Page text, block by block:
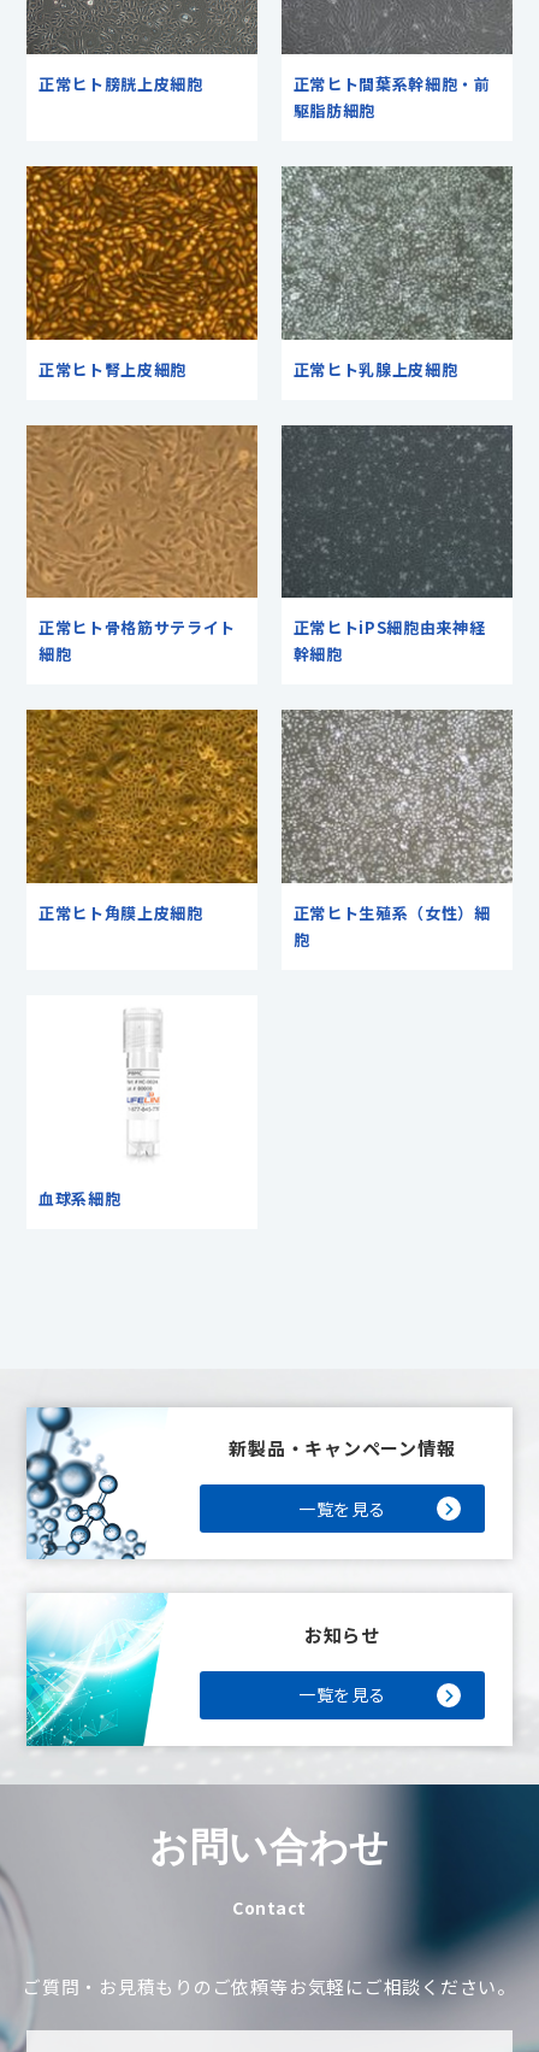
正常ヒト膀胱上皮細胞 正常ヒト間葉系幹細胞・ 前
駆脂肪細胞
正常ヒト腎上皮細胞 正常ヒト乳腺上皮細胞
正常ヒト骨格筋サテライト
細胞
正常ヒトiPS細胞由来神経
幹細胞
正常ヒト角膜上皮細胞 正常ヒト生殖系（女性） 細
胞
血球系細胞
新製品・キャンペーン情報
一覧を見る
お知らせ
一覧を見る
お問い合わせ
Contact
ご質問・お見積もりのご依頼等お気軽にご相談ください。